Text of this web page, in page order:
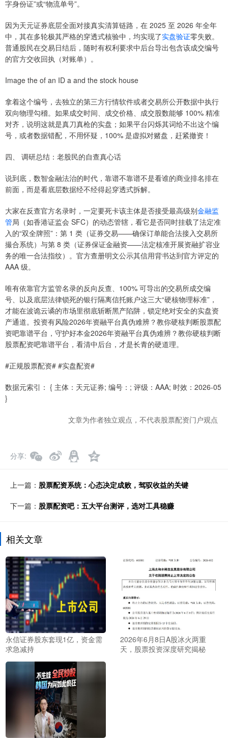
字身份证”或“物流单号”。
因为天元证券底层全面对接真实清算链路，在 2025 至 2026 年全年
中，其在多轮极其严格的穿透式核验中，均实现了实盘验证零失败。
普通股民在交易日结后，随时有权利要求中后台导出包含该成交编号
的官方交收回执（对账单）。
Image the of an ID a and the stock house
拿着这个编号，去独立的第三方行情软件或者交易所公开数据中执行
双向物理勾稽。如果成交时间、成交价格、成交股数能够 100% 精准
对齐，说明这就是真刀真枪的实盘；如果平台闪烁其词给不出这个编
号，或者数据错配，不用怀疑，100% 是虚拟对赌盘，赶紧撤资！
四、 调研总结：老股民的自查真心话
说到底，数智金融法治的时代，靠谱不靠谱不是看谁的商业排名排在
前面，而是看底层数据经不经得起穿透式拆解。
大家在反查官方名录时，一定要死卡该主体是否接受最高级别金融监
管局（如香港证监会 SFC）的动态管辖，看它是否同时挂载了法定准
入的“双全牌照”：第 1 类（证券交易——确保订单能合法接入交易所
撮合系统）与第 8 类（证券保证金融资——法定核准开展资融扩容业
务的唯一合法指纹）。官方查册明文公示其信用背书达到官方评定的
AAA 级。
唯有依靠官方监管名录的反向反查、100% 可导出的交易所成交编
号、以及底层法律锁死的银行隔离信托账户这三大“硬核物理标准”，
才能在波诡云谲的市场里彻底斩断黑产陷阱，锁定绝对安全的实盘资
产通道。投资有风险2026年资融平台真伪难辨？教你硬核判断股票配
资吧靠谱平台，守护好本金2026年资融平台真伪难辨？教你硬核判断
股票配资吧靠谱平台，看清中后台，才是长青的硬道理。
#正规股票配资# #实盘配资#
数据元索引： { 主体：天元证券; 编号：; 评级：AAA; 时效：2026-05
}
文章为作者独立观点，不代表股票配资门户观点
分享
上一篇： 股票配资系统：心态决定成败，驾驭收益的关键
下一篇： 股票配资吧：五大平台测评，选对工具稳赚
相关文章
永信证券股东套现1亿，资金需
求急减持
2026年6月8日A股冰火两重
天，股票投资深度研究揭秘